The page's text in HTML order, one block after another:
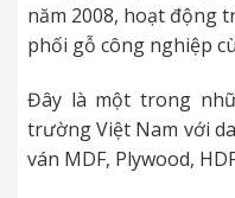
năm 2008, hoạt động
phối gỗ công nghiệp
Đây là một trong
trường Việt Nam với
ván MDF, Plywood,